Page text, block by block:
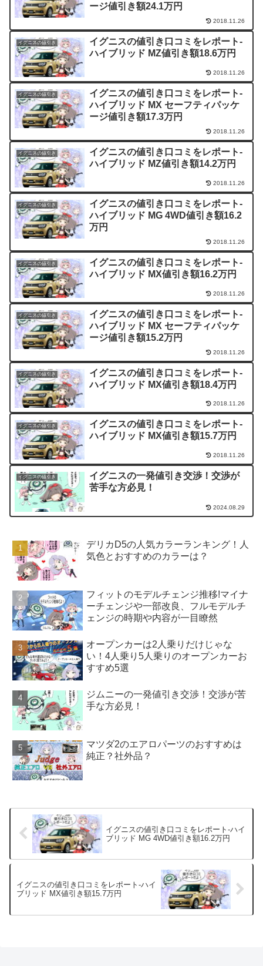
ージ値引き額24.1万円
2018.11.26
イグニスの値引き
イグニスの値引き口コミをレポート-
ハイブリッド MZ値引き額18.6万円
2018.11.26
イグニスの値引き
イグニスの値引き口コミをレポート-
ハイブリッド MX セーフティパッケ
ージ値引き額17.3万円
2018.11.26
イグニスの値引き
イグニスの値引き口コミをレポート-
ハイブリッド MZ値引き額14.2万円
2018.11.26
イグニスの値引き
イグニスの値引き口コミをレポート-
ハイブリッド MG 4WD値引き額16.2
万円
2018.11.26
イグニスの値引き
イグニスの値引き口コミをレポート-
ハイブリッド MX値引き額16.2万円
2018.11.26
イグニスの値引き
イグニスの値引き口コミをレポート-
ハイブリッド MX セーフティパッケ
ージ値引き額15.2万円
2018.11.26
イグニスの値引き
イグニスの値引き口コミをレポート-
ハイブリッド MX値引き額18.4万円
2018.11.26
イグニスの値引き
イグニスの値引き口コミをレポート-
ハイブリッド MX値引き額15.7万円
2018.11.26
イグニスの値引き
イグニスの一発値引き交渉！交渉が
苦手な方必見！
2024.08.29
デリカD5の人気カラーランキング！人
気色とおすすめのカラーは？
フィットのモデルチェンジ推移!マイナ
ーチェンジや一部改良、フルモデルチ
ェンジの時期や内容が一目瞭然
オープンカーは2人乗りだけじゃな
い！4人乗り5人乗りのオープンカーお
すすめ5選
ジムニーの一発値引き交渉！交渉が苦
手な方必見！
マツダ2のエアロパーツのおすすめは
純正？社外品？
イグニスの値引き口コミをレポート-ハイ
ブリッド MG 4WD値引き額16.2万円
イグニスの値引き口コミをレポート-ハイ
ブリッド MX値引き額15.7万円